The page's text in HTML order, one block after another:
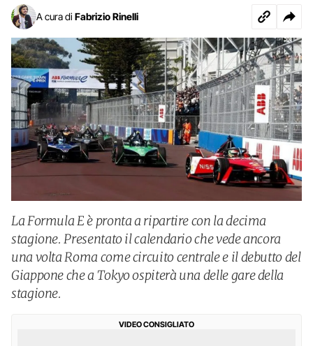
A cura di Fabrizio Rinelli
La Formula E è pronta a ripartire con la decima
stagione. Presentato il calendario che vede ancora
una volta Roma come circuito centrale e il debutto del
Giappone che a Tokyo ospiterà una delle gare della
stagione.
VIDEO CONSIGLIATO